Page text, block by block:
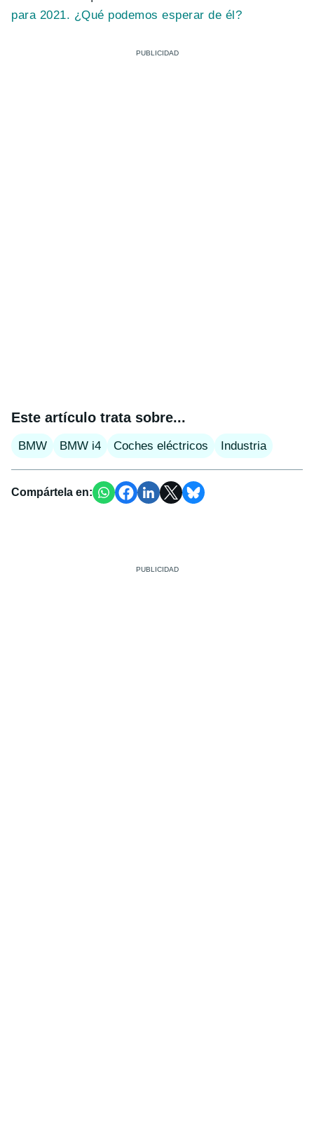
para 2021. ¿Qué podemos esperar de él?
Este artículo trata sobre...
BMW BMW i4 Coches eléctricos Industria
Compártela en: